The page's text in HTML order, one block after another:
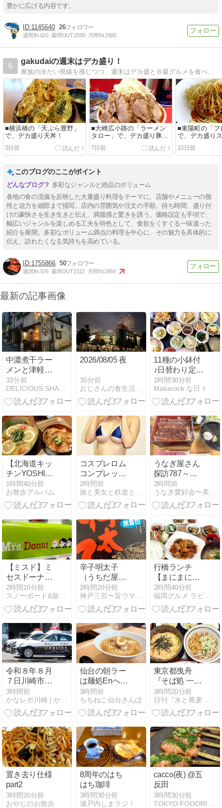
豊かに広げる内容です。
1145640 26
週間IN:620 週間OUT:2500 月間IN:2900
6
gakudaiの週末はデカ盛り！
家族の冷たい視線を感じつつ、週末はデカ盛とＢ級グルメを食べ歩いています！
■横浜橋の「天ぷら豊野」
で、デカ盛り天丼！
3日前
■大崎広小路の「ラーメン
タロー」で、デカ盛り豚つ
け麺！
7日前
■東陽町の「フ
で、デカ盛り
10日前
このブログのここがポイント
多彩なジャンルと絶品のボリューム
各地の食の流儀を反映した大量盛り料理をテーマに、店舗やメニューの個
性と迫力を細部まで描写。店内の雰囲気や注文の手順、待ち時間、盛り付
けの豪快さを生き生きと伝え、満腹感と驚きを誘う。価格設定も手頃で、
幅広いジャンルを楽しめる工夫を特色として、食欲をくすぐる一味違った
紹介を展開。多彩なボリューム満点の料理を中心に、その魅力を具体的に
伝え、訪れたくなる気持ちを高めている。
1755866 50
週間IN:576 週間OUT:2112 月間IN:2658
最新の記事画像
中濃煮干ラー
メンと津軽漬
け丼で、青森
を旅する。神
保町『鉢銀』
33分前
DELICIOUS SHARE(デリシャスシェア)
2026/08/05 夜
35分前
おじさんの食生活生存日誌
11種の小鉢付
♪日替わり定
食！ｷｯﾁﾝｷﾄﾞﾆｰ
@出雲
1時間30分前
Makarock な日々
【北海道キッ
チンYOSHIMI
でレモン冷麺
と豚丼セッ
ト】
1時間40分前
お散歩アルバム
コスプレロム
コンプレック
ス３６（２０
２４年９月）
（２３）
2時間前
旅と美女と鉄道と…
うなぎ屋さん
探訪787～柴
又「川千家」
の暖簾を受け
継ぐ旭市の名
重を味わう
「川千家」さ
ん
2時間前
うなぎ愛好会〜美味しいもの探訪
【ミスド】ミ
セスドーナツ
買ってみた。
Mrs.Green
Appleとミス
がコラボ！
2時間10分前
スノーボード&旅行＆美味しいもの！万歳\(^o^)／
辛子明太子
（うちだ屋）
～旨１４１０
～
2時間20分前
神戸三宮〜旨ウマ日記
行橋ランチ
【まにまに
Cafe 】お子さ
ま連れにも優
しいカフェ
2時間40分前
福岡グルメ ラピスの素敵なランチめぐり…
令和８年８月
７日川崎市川
崎区昭和２丁
目（路上）公
然わいせつ事
いて
3時間前
かなレポ川崎 | かながわの「気になる」をレポート
仙台の朝ラー
は麺処Enへ｜
朝6時から500
円・魚介出汁
の醤油ラーメ
3時間前
ちちねこ仙台さんぽ
東京都曳舟
『そば処 一力
屋』
3時間20分前
置き去り仕様
part2
3時間20分前
おやじのお散歩
8周年のはち
はち珈琲
3時間30分前
瀬戸内しまラジ！
cacco(夜) @五
反田
3時間30分前